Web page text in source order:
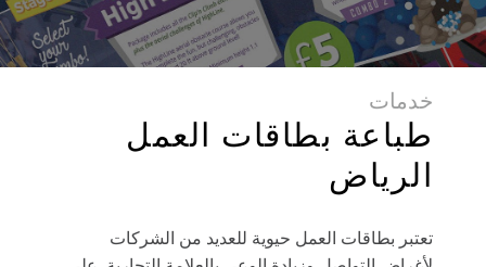
خدمات
طباعة بطاقات العمل
الرياض
تعتبر بطاقات العمل حيوية للعديد من الشركات